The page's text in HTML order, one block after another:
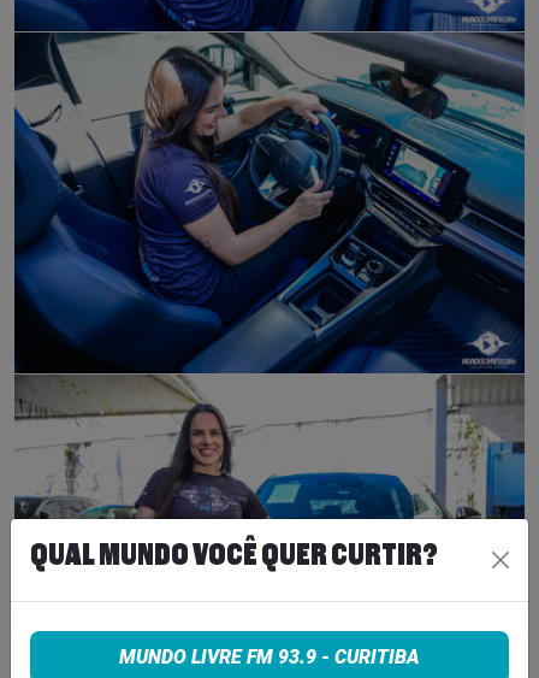
QUAL MUNDO VOCÊ QUER CURTIR?
MUNDO LIVRE FM 93.9 - CURITIBA